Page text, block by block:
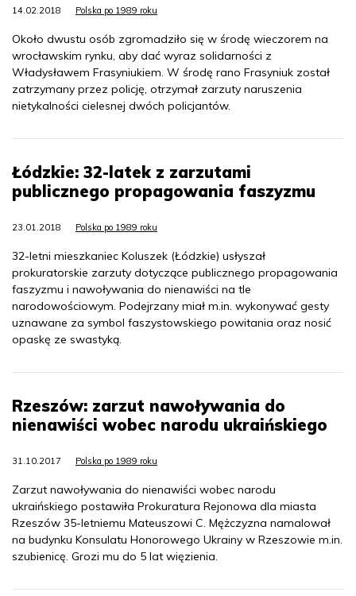
14.02.2018 Polska po 1989 roku
Około dwustu osób zgromadziło się w środę wieczorem na
wrocławskim rynku, aby dać wyraz solidarności z
Władysławem Frasyniukiem. W środę rano Frasyniuk został
zatrzymany przez policję, otrzymał zarzuty naruszenia
nietykalności cielesnej dwóch policjantów.
Łódzkie: 32-latek z zarzutami
publicznego propagowania faszyzmu
23.01.2018 Polska po 1989 roku
32-letni mieszkaniec Koluszek (Łódzkie) usłyszał
prokuratorskie zarzuty dotyczące publicznego propagowania
faszyzmu i nawoływania do nienawiści na tle
narodowościowym. Podejrzany miał m.in. wykonywać gesty
uznawane za symbol faszystowskiego powitania oraz nosić
opaskę ze swastyką.
Rzeszów: zarzut nawoływania do
nienawiści wobec narodu ukraińskiego
31.10.2017 Polska po 1989 roku
Zarzut nawoływania do nienawiści wobec narodu
ukraińskiego postawiła Prokuratura Rejonowa dla miasta
Rzeszów 35-letniemu Mateuszowi C. Mężczyzna namalował
na budynku Konsulatu Honorowego Ukrainy w Rzeszowie m.in.
szubienicę. Grozi mu do 5 lat więzienia.